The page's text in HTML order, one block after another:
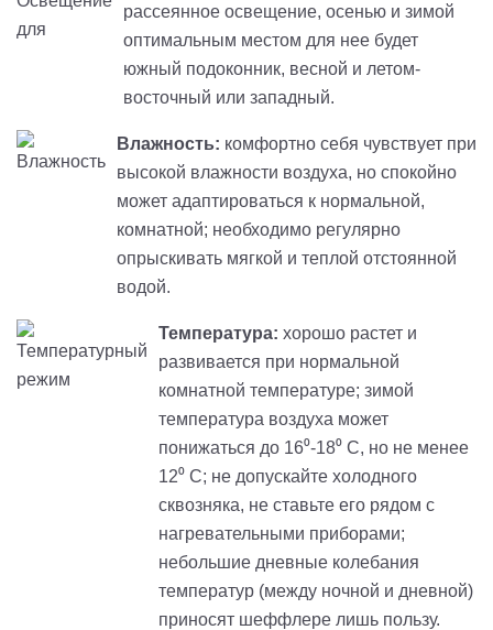
рассеянное освещение, осенью и зимой
оптимальным местом для нее будет
южный подоконник, весной и летом-
восточный или западный.
Влажность: комфортно себя чувствует при
высокой влажности воздуха, но спокойно
может адаптироваться к нормальной,
комнатной; необходимо регулярно
опрыскивать мягкой и теплой отстоянной
водой.
Температура: хорошо растет и
развивается при нормальной
комнатной температуре; зимой
температура воздуха может
понижаться до 16⁰-18⁰ С, но не менее
12⁰ С; не допускайте холодного
сквозняка, не ставьте его рядом с
нагревательными приборами;
небольшие дневные колебания
температур (между ночной и дневной)
приносят шеффлере лишь пользу.